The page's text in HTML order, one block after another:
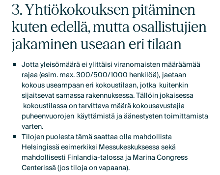
3. Yhtiökokouksen pitäminen
kuten edellä, mutta osallistujien
jakaminen useaan eri tilaan
Jotta yleisömäärä ei ylittäisi viranomaisten määräämää
rajaa (esim. max. 300/500/1000 henkilöä), jaetaan
kokous useampaan eri kokoustilaan, jotka kuitenkin
sijaitsevat samassa rakennuksessa. Tällöin jokaisessa
kokoustilassa on tarvittava määrä kokousavustajia
puheenvuorojen käyttämistä ja äänestysten toimittamista
varten.
Tilojen puolesta tämä saattaa olla mahdollista
Helsingissä esimerkiksi Messukeskuksessa sekä
mahdollisesti Finlandia-talossa ja Marina Congress
Centerissä (jos tiloja on vapaana).